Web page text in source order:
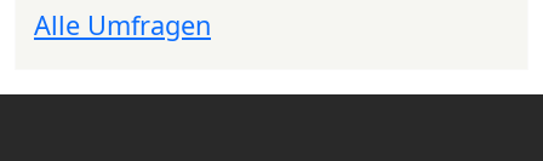
Alle Umfragen